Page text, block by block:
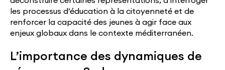
les processus d’éducation à la citoyenneté et de
renforcer la capacité des jeunes à agir face aux
enjeux globaux dans le contexte méditerranéen.
L’importance des dynamiques de